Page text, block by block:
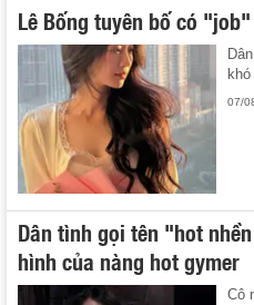
Lê Bống tuyên bố có
07/
Dân tình gọi tên "hot
hình của nàng hot gymer
Cô